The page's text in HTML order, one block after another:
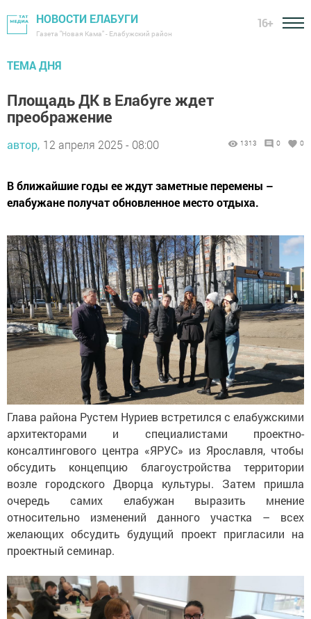
НОВОСТИ ЕЛАБУГИ
Газета "Новая Кама" - Елабужский район
16+
ТЕМА ДНЯ
Площадь ДК в Елабуге ждет
преображение
автор, 12 апреля 2025 - 08:00 1313 0 0
В ближайшие годы ее ждут заметные перемены –
елабужане получат обновленное место отдыха.
Глава района Рустем Нуриев встретился с елабужскими
архитекторами и специалистами проектно-
консалтингового центра «ЯРУС» из Ярославля, чтобы
обсудить концепцию благоустройства территории
возле городского Дворца культуры. Затем пришла
очередь самих елабужан выразить мнение
относительно изменений данного участка – всех
желающих обсудить будущий проект пригласили на
проектный семинар.